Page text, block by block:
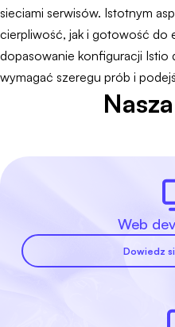
sieciami serwisów. Istotnym
cierpliwość, jak i gotowość do
dopasowanie konfiguracji
wymagać szeregu prób i
Web
Dowiedz